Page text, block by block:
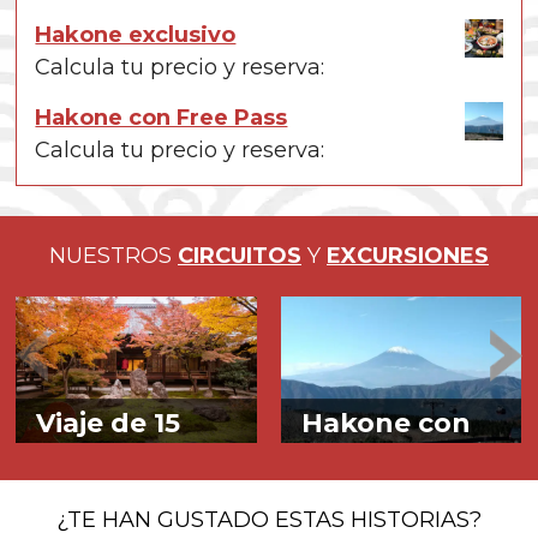
Hakone exclusivo
Calcula tu precio y reserva:
Hakone con Free Pass
Calcula tu precio y reserva:
NUESTROS CIRCUITOS Y EXCURSIONES
Viaje de 15
Hakone con
根
A los pies del
¿TE HAN GUSTADO ESTAS HISTORIAS?